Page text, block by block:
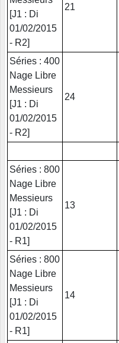
[J1 : Di
01/02/2015
- R2]
21
Séries : 400
Nage Libre
Messieurs
[J1 : Di
01/02/2015
- R2]
24
Séries : 800
Nage Libre
Messieurs
[J1 : Di
01/02/2015
- R1]
13
Séries : 800
Nage Libre
Messieurs
[J1 : Di
01/02/2015
- R1]
14